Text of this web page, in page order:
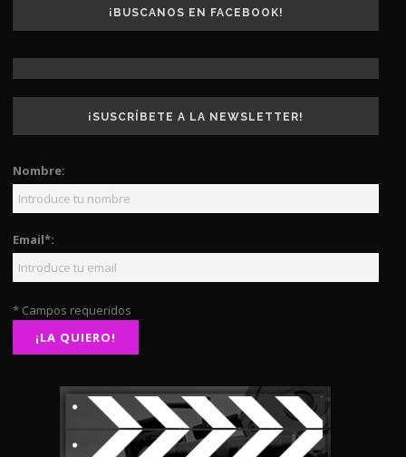
¡BUSCANOS EN FACEBOOK!
¡SUSCRÍBETE A LA NEWSLETTER!
Nombre:
Email*:
* Campos requeridos